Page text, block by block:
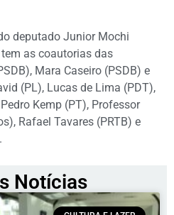
deputado Junior Mochi
as coautorias das
Mara Caseiro (PSDB) e
(PL), Lucas de Lima (PDT),
Kemp (PT), Professor
Rafael Tavares (PRTB) e
Notícias